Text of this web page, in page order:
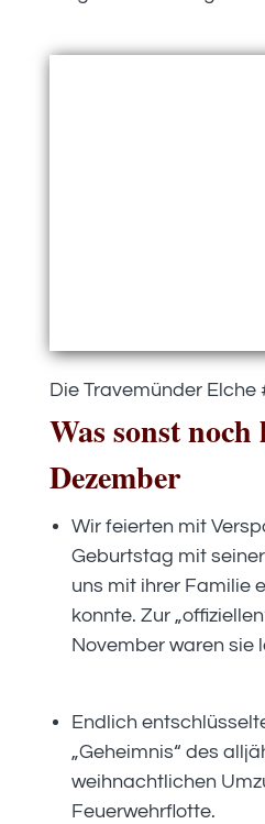
Die Travemünder Elche
Was sonst
Dezember
Wir feierten mit
Geburtstag mit
uns mit ihrer Familie
konnte. Zur
November waren sie
Endlich
„Geheimnis“ des
weihnachtlichen
Feuerwehrflotte.